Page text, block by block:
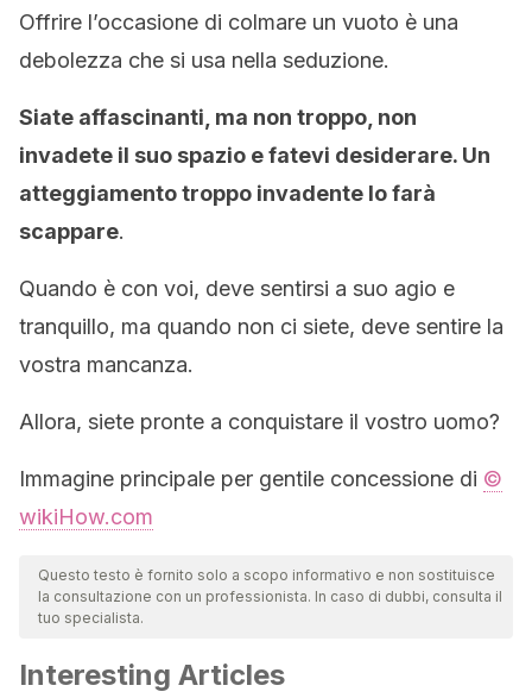
Offrire l’occasione di colmare un vuoto è una
debolezza che si usa nella seduzione.
Siate affascinanti, ma non troppo, non
invadete il suo spazio e fatevi desiderare. Un
atteggiamento troppo invadente lo farà
scappare.
Quando è con voi, deve sentirsi a suo agio e
tranquillo, ma quando non ci siete, deve sentire la
vostra mancanza.
Allora, siete pronte a conquistare il vostro uomo?
Immagine principale per gentile concessione di ©
wikiHow.com
Questo testo è fornito solo a scopo informativo e non sostituisce
la consultazione con un professionista. In caso di dubbi, consulta il
tuo specialista.
Interesting Articles